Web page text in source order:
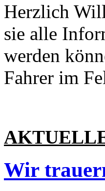
Herzlich
sie alle
werden
Fahrer im
Wir